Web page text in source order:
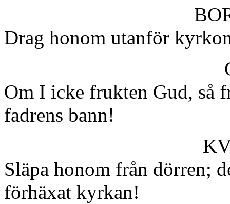
Drag honom utanför
Om I icke frukten Gud, så
fadrens bann!
Släpa honom från dörren;
förhäxat kyrkan!